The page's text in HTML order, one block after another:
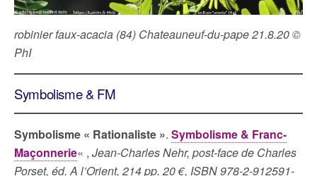
robinier faux-acacia (84) Chateauneuf-du-pape 21.8.20 ©
PhI
Symbolisme & FM
Symbolisme « Rationaliste ». Symbolisme & Franc-
Maçonnerie« , Jean-Charles Nehr, post-face de Charles
Porset, éd. A l’Orient, 214 pp. 20 €, ISBN 978-2-912591-